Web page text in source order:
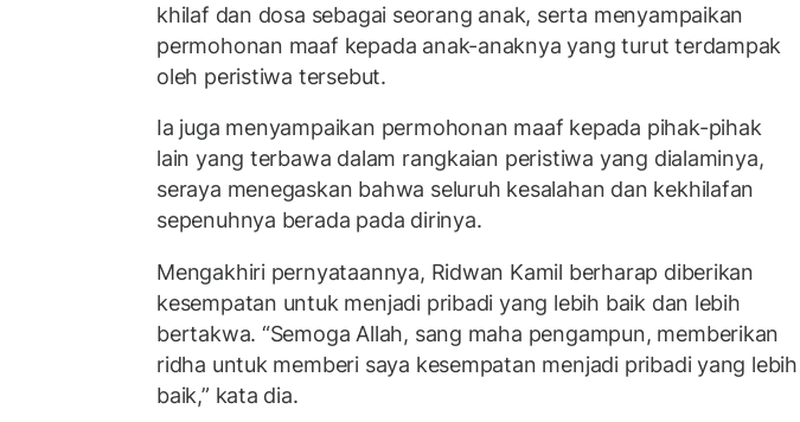
khilaf dan dosa sebagai seorang anak, serta menyampaikan
permohonan maaf kepada anak-anaknya yang turut terdampak
oleh peristiwa tersebut.
Ia juga menyampaikan permohonan maaf kepada pihak-pihak
lain yang terbawa dalam rangkaian peristiwa yang dialaminya,
seraya menegaskan bahwa seluruh kesalahan dan kekhilafan
sepenuhnya berada pada dirinya.
Mengakhiri pernyataannya, Ridwan Kamil berharap diberikan
kesempatan untuk menjadi pribadi yang lebih baik dan lebih
bertakwa. “Semoga Allah, sang maha pengampun, memberikan
ridha untuk memberi saya kesempatan menjadi pribadi yang lebih
baik,” kata dia.